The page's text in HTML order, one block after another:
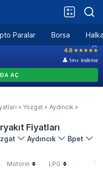
Paralar Borsa
» Yozgat » Aydıncık »
Fiyatları
Aydıncık Bpet
Motorin LPG